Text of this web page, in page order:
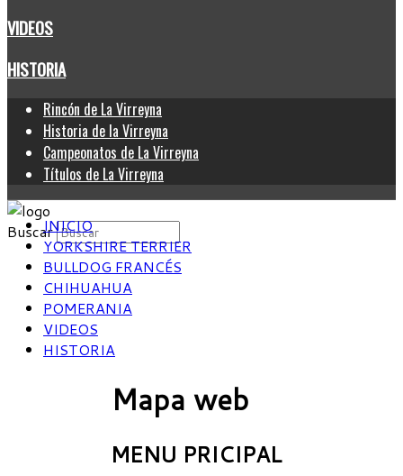
VIDEOS
HISTORIA
Rincón de La Virreyna
Historia de la Virreyna
Campeonatos de La Virreyna
Títulos de La Virreyna
BuscarINICIO
YORKSHIRE TERRIER
BULLDOG FRANCÉS
CHIHUAHUA
POMERANIA
VIDEOS
HISTORIA
Mapa web
MENU PRICIPAL